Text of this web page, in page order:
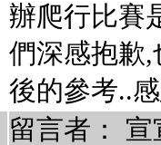
辦爬行比賽
們深感抱歉
後的參考..
留言者： 宣